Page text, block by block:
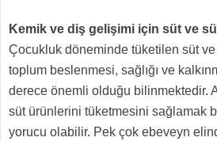
Kemik ve diş gelişimi için süt ve
Çocukluk döneminde tüketilen süt
toplum beslenmesi, sağlığı ve
derece önemli olduğu bilinmektedir.
süt ürünlerini tüketmesini sağlamak
yorucu olabilir. Pek çok ebeveyn